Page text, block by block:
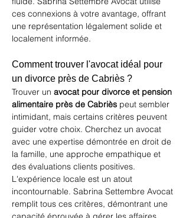
ces connexions à votre avantage, offrant
une représentation légalement solide et
localement informée.
Comment trouver l'avocat idéal pour
un divorce près de Cabriès ?
Trouver un avocat pour divorce et pension
alimentaire près de Cabriès peut sembler
intimidant, mais certains critères peuvent
guider votre choix. Cherchez un avocat
avec une expertise démontrée en droit de
la famille, une approche empathique et
des évaluations clients positives.
L'expérience locale est un atout
incontournable. Sabrina Settembre Avocat
remplit tous ces critères, démontrant une